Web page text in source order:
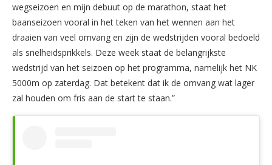
wegseizoen en mijn debuut op de marathon, staat het
baanseizoen vooral in het teken van het wennen aan het
draaien van veel omvang en zijn de wedstrijden vooral bedoeld
als snelheidsprikkels. Deze week staat de belangrijkste
wedstrijd van het seizoen op het programma, namelijk het NK
5000m op zaterdag. Dat betekent dat ik de omvang wat lager
zal houden om fris aan de start te staan.”